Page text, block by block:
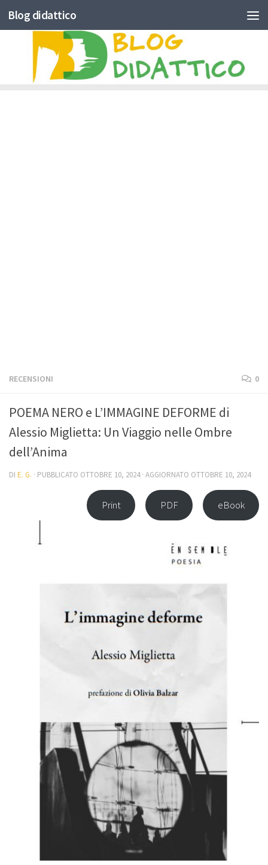
Skip to content
Blog didattico
RECENSIONI 0
POEMA NERO e L’IMMAGINE DEFORME di
Alessio Miglietta: Un Viaggio nelle Ombre
dell’Anima
DI E. G. · PUBBLICATO OTTOBRE 10, 2024· AGGIORNATO OTTOBRE 10, 2024
Print PDF eBook